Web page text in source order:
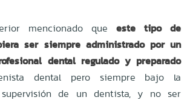
mencionado que este tipo de
ser siempre administrado por un
dental regulado y preparado
dental pero siempre bajo la
de un dentista, y no ser